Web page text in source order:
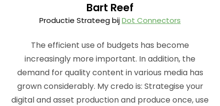
Bart Reef
Productie Strateeg bijDot Connectors
The efficient use of budgets has become
increasingly more important. In addition, the
demand for quality content in various media has
grown considerably. My credo is: Strategise your
digital and asset production and produce once, use